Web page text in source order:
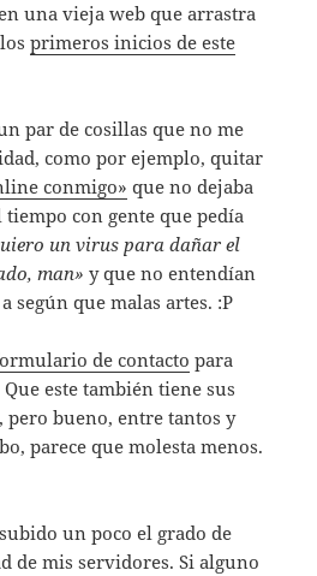
una vieja web que arrastra
losprimeros inicios de este
par de cosillas que no me
como por ejemplo, quitar
conmigo» que no dejaba
con gente que pedía
un virus para dañar el
man» y que no entendían
según que malas artes. :P
de contacto para
este también tiene sus
pero bueno, entre tantos y
parece que molesta menos.
un poco el grado de
de mis servidores. Si alguno